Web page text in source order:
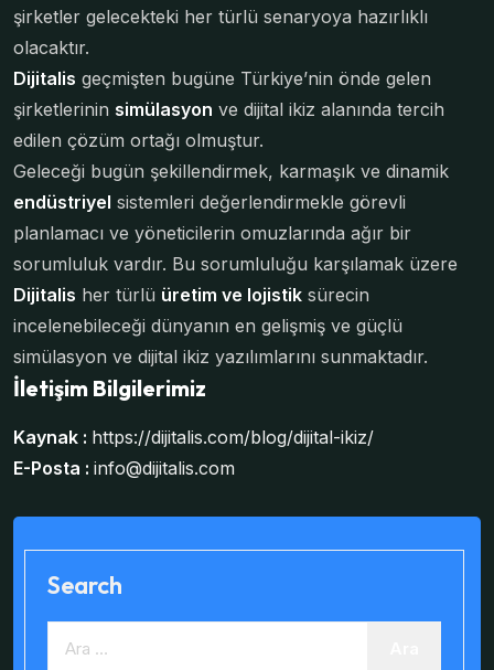
şirketler gelecekteki her türlü senaryoya hazırlıklı
olacaktır.
Dijitalis geçmişten bugüne Türkiye’nin önde gelen
şirketlerinin simülasyon ve dijital ikiz alanında tercih
edilen çözüm ortağı olmuştur.
Geleceği bugün şekillendirmek, karmaşık ve dinamik
endüstriyel sistemleri değerlendirmekle görevli
planlamacı ve yöneticilerin omuzlarında ağır bir
sorumluluk vardır. Bu sorumluluğu karşılamak üzere
Dijitalis her türlü üretim ve lojistik sürecin
incelenebileceği dünyanın en gelişmiş ve güçlü
simülasyon ve dijital ikiz yazılımlarını sunmaktadır.
İletişim Bilgilerimiz
Kaynak : https://dijitalis.com/blog/dijital-ikiz/
E-Posta : info@dijitalis.com
Search